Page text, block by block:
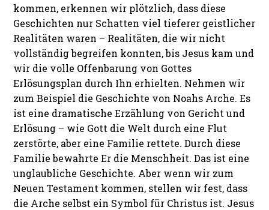
kommen, erkennen wir plötzlich, dass diese
Geschichten nur Schatten viel tieferer geistlicher
Realitäten waren – Realitäten, die wir nicht
vollständig begreifen konnten, bis Jesus kam und
wir die volle Offenbarung von Gottes
Erlösungsplan durch Ihn erhielten. Nehmen wir
zum Beispiel die Geschichte von Noahs Arche. Es
ist eine dramatische Erzählung von Gericht und
Erlösung – wie Gott die Welt durch eine Flut
zerstörte, aber eine Familie rettete. Durch diese
Familie bewahrte Er die Menschheit. Das ist eine
unglaubliche Geschichte. Aber wenn wir zum
Neuen Testament kommen, stellen wir fest, dass
die Arche selbst ein Symbol für Christus ist. Jesus